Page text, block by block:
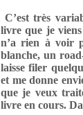
C’est très
livre que je
n’a rien à voir
blanche, un
laisse filer
et me donne
que je veux
livre en cours.